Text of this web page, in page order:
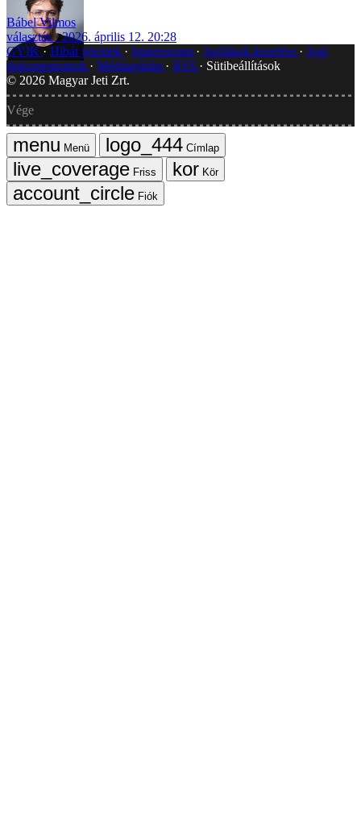
Bábel Vilmos
választás
2026. április 12. 20:28
GYIK Hibát jelentek Impresszum Javítások kezelése
Jogi
dokumentumok
Médiaajánlat RSS
Sütibeállítások
© 2026 Magyar Jeti Zrt.
Vége
Menü
Címlap
Friss
Kör
Fiók